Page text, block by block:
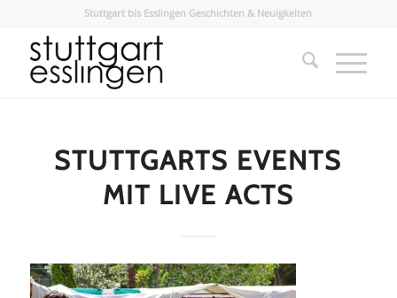
Stuttgart bis Esslingen Geschichten & Neuigkeiten
STUTTGARTS EVENTS
MIT LIVE ACTS